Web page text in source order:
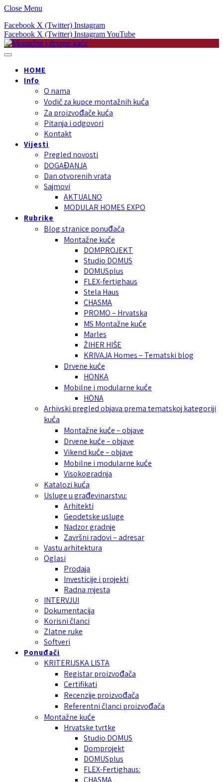
Close Menu
Facebook X (Twitter) Instagram
Facebook X (Twitter) InstagramYouTube
HOME
Info
O nama
Vodič za kupce montažnih kuća
Za proizvođače kuća
Pitanja i odgovori
Kontakt
Vijesti
Pregled novosti
DOGAĐANJA
Dan otvorenih vrata
Sajmovi
AKTUALNO
MODULAR HOMES EXPO
Rubrike
Blog stranice ponuđača
Montažne kuće
DOMPROJEKT
Studio DOMUS
DOMUSplus
FLEX-fertighaus
Stela Haus
CHASMA
PROMO – Hrvatska
MS Montažne kuće
Marles
ŽIHER HIŠE
KRIVAJA Homes – Tematski blog
Drvene kuće
HONKA
Mobilne i modularne kuće
HÖNA
Arhivski pregled objava prema tematskoj kategoriji
kuća
Montažne kuće – objave
Drvene kuće – objave
Vikend kuće – objave
Mobilne i modularne kuće
Visokogradnja
Katalozi kuća
Usluge u građevinarstvu:
Arhitekti
Geodetske usluge
Nadzor gradnje
Završni radovi – adresar
Vastu arhitektura
Oglasi
Prodaja
Investicije i projekti
Radna mjesta
INTERVJUI
Dokumentacija
Korisni članci
Zlatne ruke
Softveri
Ponuđači
KRITERIJSKA LISTA
Registar proizvođača
Certifikati
Recenzije proizvođača
Referentni članci proizvođača
Montažne kuće
Hrvatske tvrtke
Studio DOMUS
Domprojekt
DOMUSplus
FLEX-Fertighaus:
CHASMA